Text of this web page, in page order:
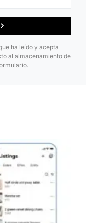
ha leído y acepta
al almacenamiento de